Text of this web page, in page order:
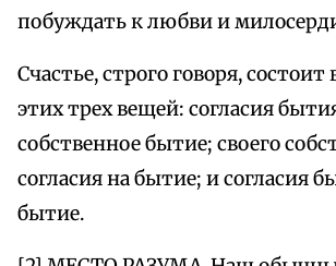
побуждать к любви и
Счастье, строго говоря,
этих трех вещей: согласия
собственное бытие; своего
согласия на бытие; и согласия
бытие.